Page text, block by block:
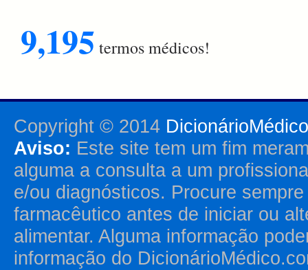
9,195 termos médicos!
Copyright © 2014
Aviso: Este site tem um fim
alguma a consulta a um
e/ou diagnósticos. Procure
farmacêutico antes de iniciar ou
alimentar. Alguma informação
informação do